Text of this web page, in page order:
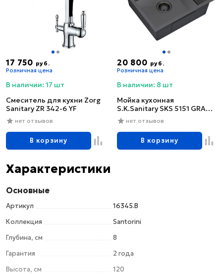
17 750 руб.
Розничная цена
В наличии: 17 шт
Смеситель для кухни Zorg
Sanitary ZR 342-6 YF
нет отзывов
В корзину
20 800 руб.
Розничная цена
В наличии: 8 шт
Мойка кухонная
S.K.Sanitary SKS 5151 GRAFIT
с сифоном
нет отзывов
В корзину
Характеристики
Основные
Артикул
16345.B
Коллекция
Santorini
Глубина, см
8
Гарантия
2 года
Высота, см
120